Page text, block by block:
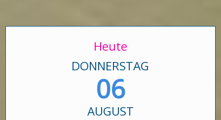
Heute
DONNERSTAG
06
AUGUST